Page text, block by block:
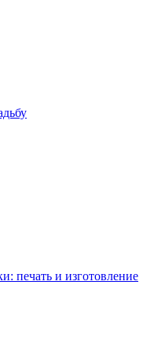
печать и изготовление